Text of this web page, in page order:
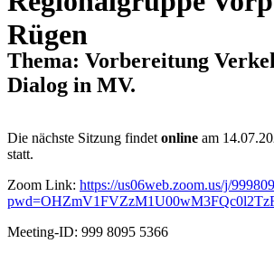
Rügen
Thema: Vorbereitung
Dialog in MV.
Die nächste Sitzung findet online am
statt.
Zoom Link: https://us06web.zoom.us/j/
Meeting-ID: 999 8095 5366